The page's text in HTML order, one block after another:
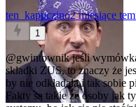
ten_kapuczino2 miesiące
1
@gwintownikjeśli
skladki ZUS, to znaczy że
by nie odkładała i tak sobie
Fakty są takie że osoby jak